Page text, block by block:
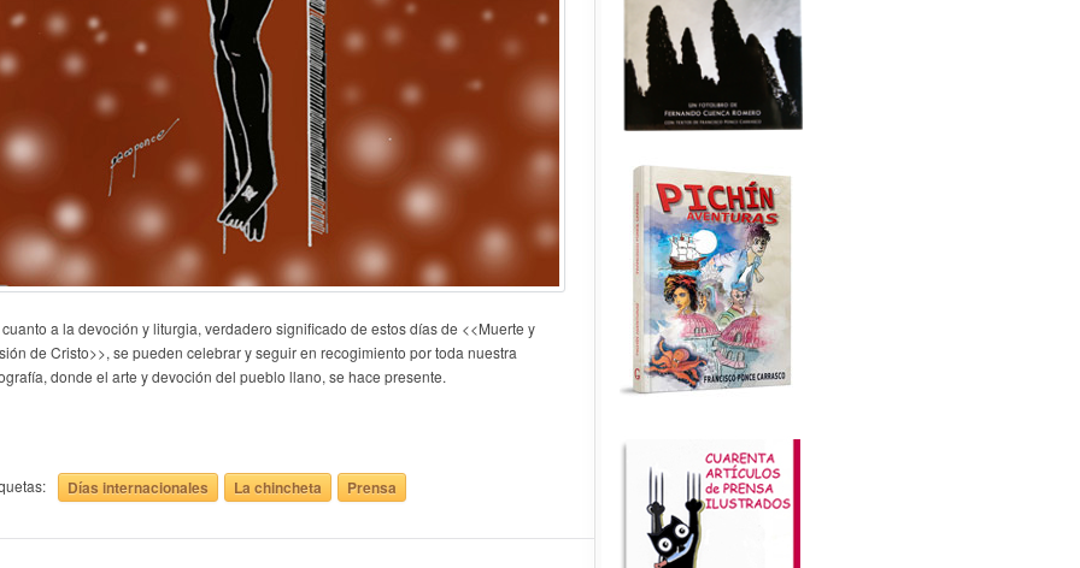
a la devoción y liturgia, verdadero significado de estos días de <<Muerte y
de Cristo>>, se pueden celebrar y seguir en recogimiento por toda nuestra
donde el arte y devoción del pueblo llano, se hace presente.
Días internacionales La chincheta Prensa